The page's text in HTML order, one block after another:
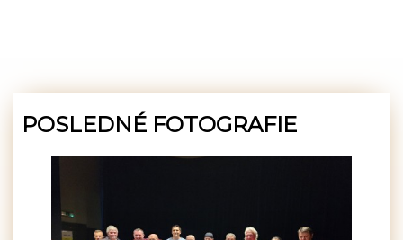
POSLEDNÉ FOTOGRAFIE